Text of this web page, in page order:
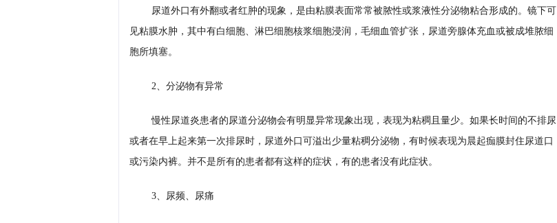
尿道外口有外翻或者红肿的现象，是由粘膜表面常常被脓性或浆液性分泌物粘合形成的。镜下可
见粘膜水肿，其中有白细胞、淋巴细胞核浆细胞浸润，毛细血管扩张，尿道旁腺体充血或被成堆脓细
胞所填塞。
2、分泌物有异常
慢性尿道炎患者的尿道分泌物会有明显异常现象出现，表现为粘稠且量少。如果长时间的不排尿
或者在早上起来第一次排尿时，尿道外口可溢出少量粘稠分泌物，有时候表现为晨起痂膜封住尿道口
或污染内裤。并不是所有的患者都有这样的症状，有的患者没有此症状。
3、尿频、尿痛